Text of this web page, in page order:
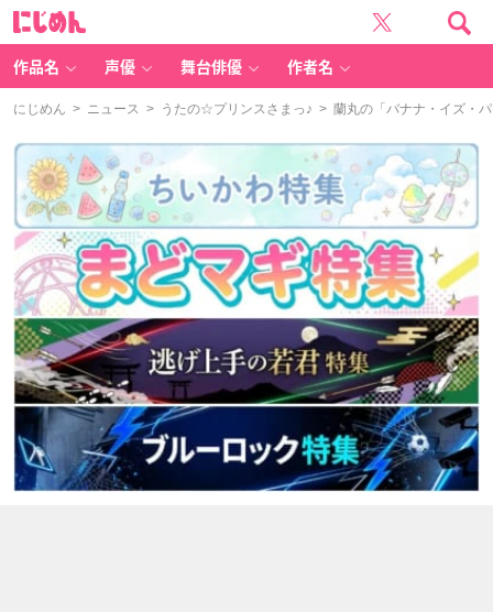
作品名 声優 舞台俳優 作者名
にじめん > ニュース > うたの☆プリンスさまっ♪ > 蘭丸の「バナナ・イズ・